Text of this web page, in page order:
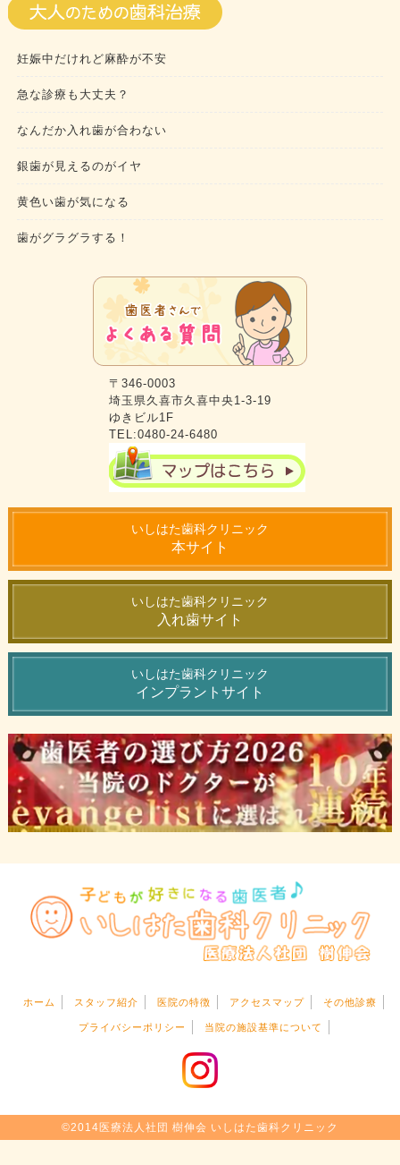
妊娠中だけれど麻酔が不安
急な診療も大丈夫？
なんだか入れ歯が合わない
銀歯が見えるのがイヤ
黄色い歯が気になる
歯がグラグラする！
〒346-0003
埼玉県久喜市久喜中央1-3-19
ゆきビル1F
TEL:0480-24-6480
いしはた歯科クリニック
本サイト
いしはた歯科クリニック
入れ歯サイト
いしはた歯科クリニック
インプラントサイト
ホーム スタッフ紹介 医院の特徴 アクセスマップ その他診療
プライバシーポリシー 当院の施設基準について
©2014医療法人社団 樹伸会 いしはた歯科クリニック